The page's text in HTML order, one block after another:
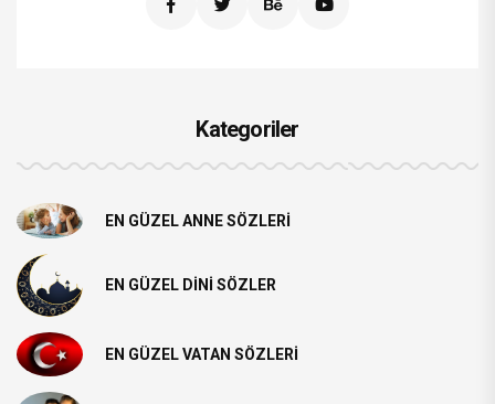
Kategoriler
EN GÜZEL ANNE SÖZLERI
EN GÜZEL DINI SÖZLER
EN GÜZEL VATAN SÖZLERI